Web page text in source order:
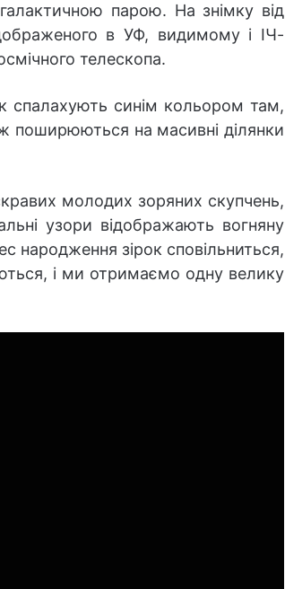
парою. На знімку від
в УФ, видимому і ІЧ-
телескопа.
спалахують синім кольором там,
поширюються на масивні ділянки
молодих зоряних скупчень,
узори відображають вогняну
народження зірок сповільниться,
і ми отримаємо одну велику